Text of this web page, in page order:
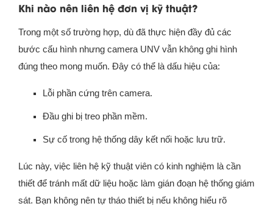
Khi nào nên liên hệ đơn vị kỹ thuật?
Trong một số trường hợp, dù đã thực hiện đầy đủ các
bước cấu hình nhưng camera UNV vẫn không ghi hình
đúng theo mong muốn. Đây có thể là dấu hiệu của:
Lỗi phần cứng trên camera.
Đầu ghi bị treo phần mềm.
Sự cố trong hệ thống dây kết nối hoặc lưu trữ.
Lúc này, việc liên hệ kỹ thuật viên có kinh nghiệm là cần
thiết để tránh mất dữ liệu hoặc làm gián đoạn hệ thống giám
sát. Bạn không nên tự tháo thiết bị nếu không hiểu rõ